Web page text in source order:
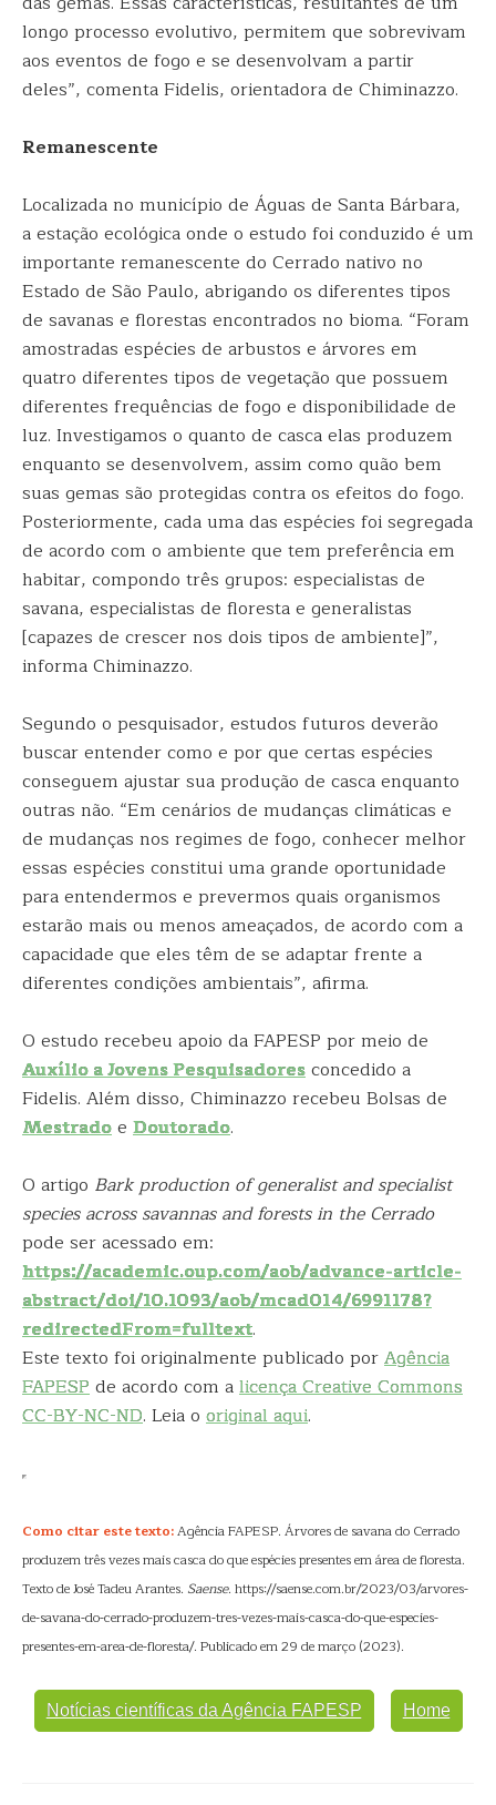
longo processo evolutivo, permitem que sobrevivam
aos eventos de fogo e se desenvolvam a partir
deles”, comenta Fidelis, orientadora de Chiminazzo.
Remanescente
Localizada no município de Águas de Santa Bárbara,
a estação ecológica onde o estudo foi conduzido é um
importante remanescente do Cerrado nativo no
Estado de São Paulo, abrigando os diferentes tipos
de savanas e florestas encontrados no bioma. “Foram
amostradas espécies de arbustos e árvores em
quatro diferentes tipos de vegetação que possuem
diferentes frequências de fogo e disponibilidade de
luz. Investigamos o quanto de casca elas produzem
enquanto se desenvolvem, assim como quão bem
suas gemas são protegidas contra os efeitos do fogo.
Posteriormente, cada uma das espécies foi segregada
de acordo com o ambiente que tem preferência em
habitar, compondo três grupos: especialistas de
savana, especialistas de floresta e generalistas
[capazes de crescer nos dois tipos de ambiente]”,
informa Chiminazzo.
Segundo o pesquisador, estudos futuros deverão
buscar entender como e por que certas espécies
conseguem ajustar sua produção de casca enquanto
outras não. “Em cenários de mudanças climáticas e
de mudanças nos regimes de fogo, conhecer melhor
essas espécies constitui uma grande oportunidade
para entendermos e prevermos quais organismos
estarão mais ou menos ameaçados, de acordo com a
capacidade que eles têm de se adaptar frente a
diferentes condições ambientais”, afirma.
O estudo recebeu apoio da FAPESP por meio de
Auxílio a Jovens Pesquisadoresconcedido a
Fidelis. Além disso, Chiminazzo recebeu Bolsas de
Mestradoe Doutorado.
O artigo Bark production of generalist and specialist
species across savannas and forests in the Cerrado
pode ser acessado em:
https://academic.oup.com/aob/advance-article-
abstract/doi/10.1093/aob/mcad014/6991178?
redirectedFrom=fulltext.
Este texto foi originalmente publicado porAgência
FAPESPde acordo com alicença Creative Commons
CC-BY-NC-ND. Leia o original aqui.
Como citar este texto:Agência FAPESP. Árvores de savana do Cerrado
produzem três vezes mais casca do que espécies presentes em área de floresta.
Texto de José Tadeu Arantes. Saense. https://saense.com.br/2023/03/arvores-
de-savana-do-cerrado-produzem-tres-vezes-mais-casca-do-que-especies-
presentes-em-area-de-floresta/. Publicado em 29 de março (2023).
Notícias científicas da Agência FAPESP Home